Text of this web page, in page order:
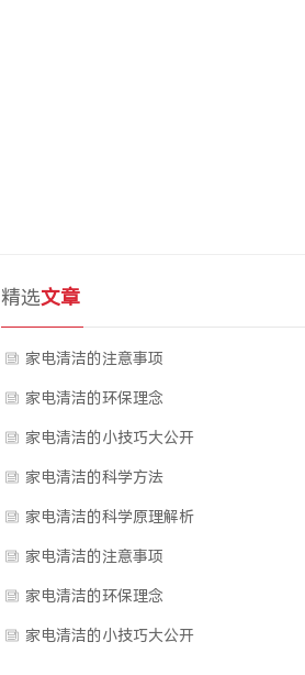
精选文章
家电清洁的注意事项
家电清洁的环保理念
家电清洁的小技巧大公开
家电清洁的科学方法
家电清洁的科学原理解析
家电清洁的注意事项
家电清洁的环保理念
家电清洁的小技巧大公开